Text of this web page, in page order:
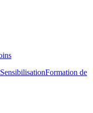
SensibilisationFormation de